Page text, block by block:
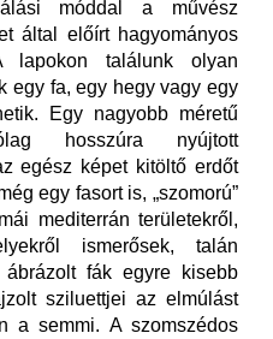
móddal a művész
által előírt hagyományos
lapokon találunk olyan
egy fa, egy hegy vagy egy
Egy nagyobb méretű
hosszúra nyújtott
egész képet kitöltő erdőt
egy fasort is, „szomorú”
mediterrán területekről,
ismerősek, talán
fák egyre kisebb
sziluettjei az elmúlást
a semmi. A szomszédos